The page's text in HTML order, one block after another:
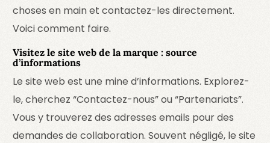
choses en main et contactez-les directement.
Voici comment faire.
Visitez le site web de la marque : source
d’informations
Le site web est une mine d’informations. Explorez-
le, cherchez “Contactez-nous” ou “Partenariats”.
Vous y trouverez des adresses emails pour des
demandes de collaboration. Souvent négligé, le site